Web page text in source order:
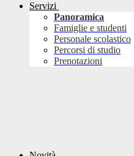
Servizi
Panoramica
Famiglie e studenti
Personale scolastico
Percorsi di studio
Prenotazioni